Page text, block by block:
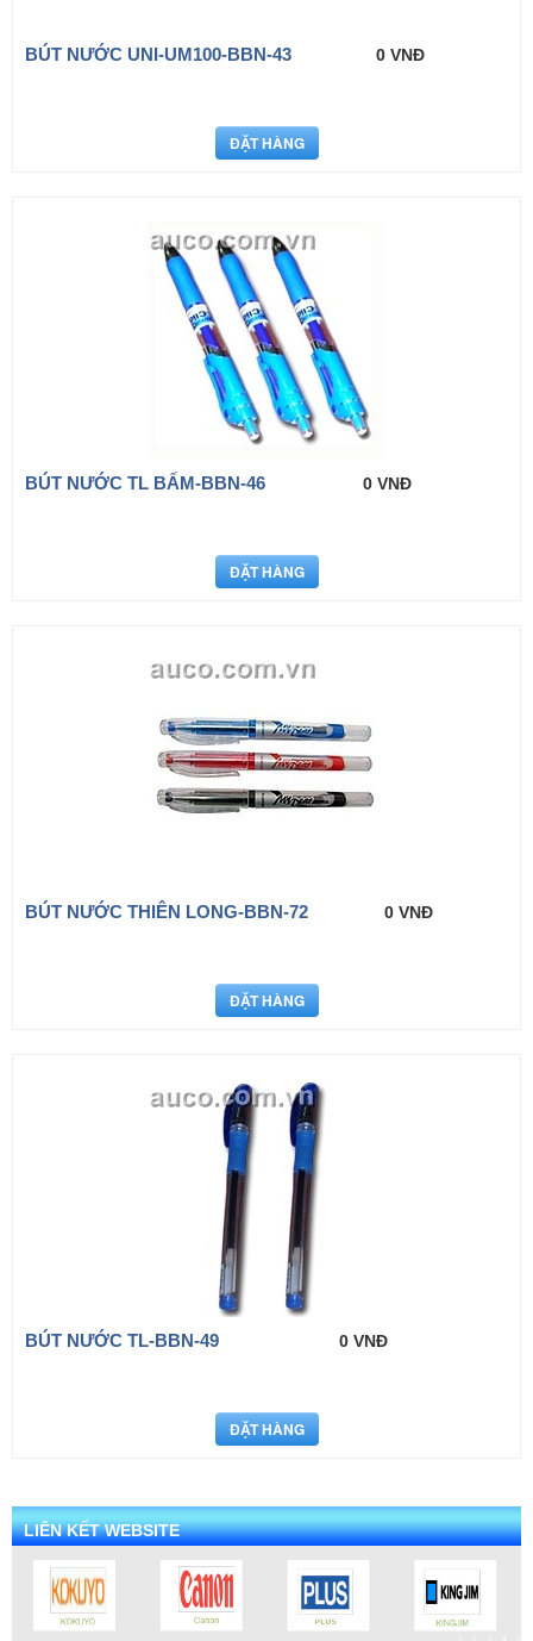
BÚT NƯỚC UNI-UM100-BBN-43 0 VNĐ
BÚT NƯỚC TL BẤM-BBN-46 0 VNĐ
BÚT NƯỚC THIÊN LONG-BBN-72 0 VNĐ
BÚT NƯỚC TL-BBN-49 0 VNĐ
LIÊN KẾT WEBSITE